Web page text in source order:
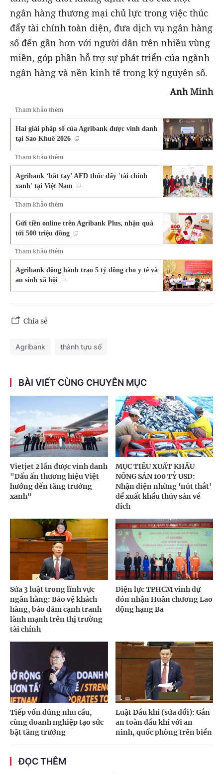
ngân hàng thương mại chủ lực trong việc thúc
đẩy tài chính toàn diện, đưa dịch vụ ngân hàng
số đến gần hơn với người dân trên nhiều vùng
miền, góp phần hỗ trợ sự phát triển của ngành
ngân hàng và nền kinh tế trong kỷ nguyên số.
Anh Minh
Tham khảo thêm
Hai giải pháp số của Agribank được vinh danh
tại Sao Khuê 2026
Tham khảo thêm
Agribank ‘bắt tay’ AFD thúc đẩy 'tài chính
xanh' tại Việt Nam
Tham khảo thêm
Gửi tiền online trên Agribank Plus, nhận quà
tới 500 triệu đồng
Tham khảo thêm
Agribank đồng hành trao 5 tỷ đồng cho y tế và
an sinh xã hội
Chia sẻ
Agribank thành tựu số
BÀI VIẾT CÙNG CHUYÊN MỤC
Vietjet 2 lần được vinh danh
"Dấu ấn thương hiệu Việt
hướng đến tăng trưởng
xanh"
MỤC TIÊU XUẤT KHẨU
NÔNG SẢN 100 TỶ USD:
Nhận diện những 'nút thắt'
để xuất khẩu thủy sản về
đích
Sửa 3 luật trong lĩnh vực
ngân hàng: Bảo vệ khách
hàng, bảo đảm cạnh tranh
lành mạnh trên thị trường
tài chính
Điện lực TPHCM vinh dự
đón nhận Huân chương Lao
động hạng Ba
Tiếp vốn đúng nhu cầu,
cùng doanh nghiệp tạo sức
bật tăng trưởng
Luật Dầu khí (sửa đổi): Gắn
an toàn dầu khí với an
ninh, quốc phòng trên biển
ĐỌC THÊM